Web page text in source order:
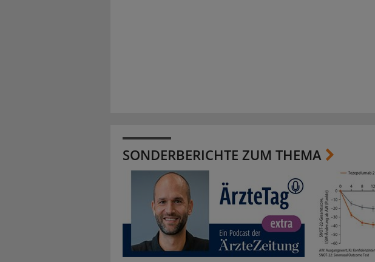
SONDERBERICHTE ZUM THEMA